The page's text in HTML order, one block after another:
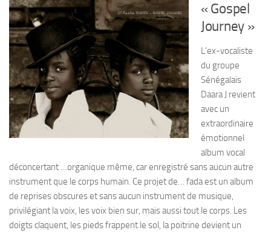
« Gospel
Journey »
L’ex-vocaliste
du groupe
Sénégalais
Daara J revient
avec un
extraordinaire
émotionnel
album vocal
déconcertant …organique même, car enregistré sans aucun autre
instrument que le corps humain. Ce projet de… fada est un album
de reprises obscures et sans aucun instrument de musique,
privilégiant la voix, les voix bien sur, mais aussi tout le corps. Les
doigts claquent, les pieds frappent le sol, la poitrine devient un